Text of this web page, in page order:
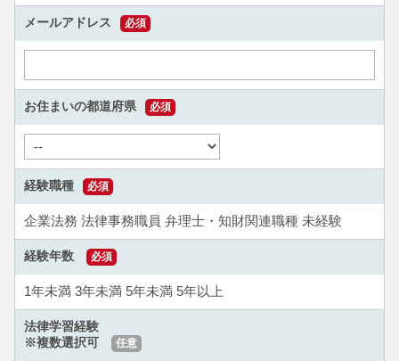
メールアドレス 必須
お住まいの都道府県 必須
経験職種 必須
企業法務 法律事務職員 弁理士・知財関連職種 未経験
経験年数 必須
1年未満 3年未満 5年未満 5年以上
法律学習経験
※複数選択可
任意